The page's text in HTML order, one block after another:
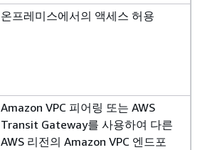
온프레미스에서의 액세스 허용
Amazon VPC 피어링 또는 AWS
Transit Gateway를 사용하여 다른
AWS 리전의 Amazon VPC 엔드포